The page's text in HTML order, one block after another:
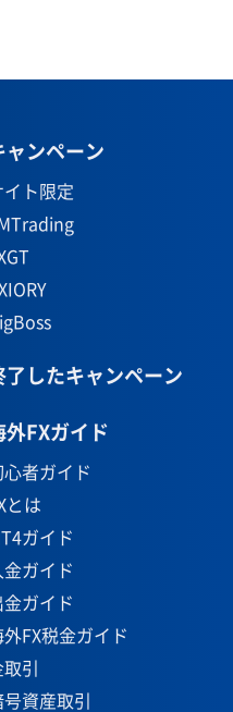
ャンペーン
イト限定
了したキャンペーン
外FXガイド
者ガイド
とは
ガイド
金ガイド
金ガイド
外FX税金ガイド
引
号資産取引